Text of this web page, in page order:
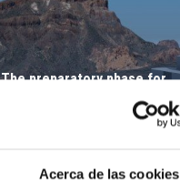
Acerca de las cookies
The preparatory phase for
European Solar Telescope